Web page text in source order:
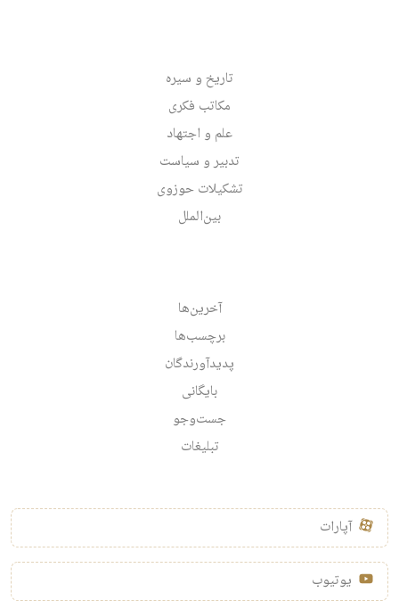
تاریخ و سیره
مکاتب فکری
علم و اجتهاد
تدبیر و سیاست
تشکیلات حوزوی
بین‌الملل
آخرین‌ها
برچسب‌ها
پدیدآورندگان
بایگانی
جست‌وجو
تبلیغات
آپارات
یوتیوب